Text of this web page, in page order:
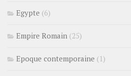
Egypte (6)
Empire Romain (25)
Epoque contemporaine (1)